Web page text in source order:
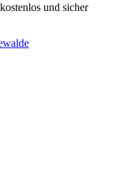
und sicher